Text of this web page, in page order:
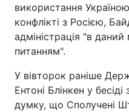
використання
конфлікті з Росією,
адміністрація "в
питанням".
У вівторок раніше
Ентоні Блінкен у
думку, що Сполучені